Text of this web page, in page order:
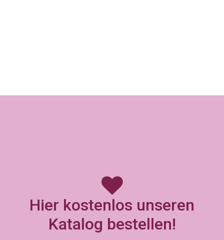
Hier kostenlos unseren
Katalog bestellen!